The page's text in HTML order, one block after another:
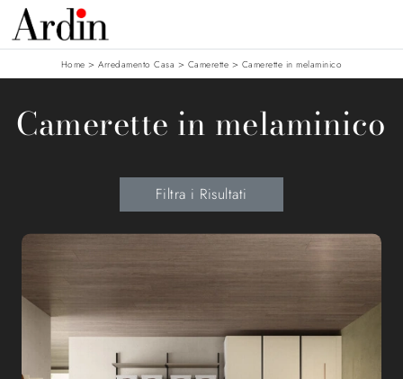
Home >Arredamento Casa > Camerette > Camerette in melaminico
Camerette in melaminico
Filtra i Risultati